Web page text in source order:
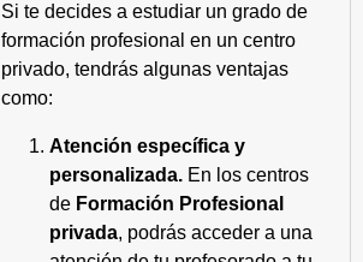
Si te decides a estudiar un grado de
formación profesional en un centro
privado, tendrás algunas ventajas
como:
Atención específica y
personalizada. En los centros
de Formación Profesional
privada, podrás acceder a una